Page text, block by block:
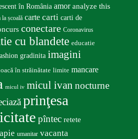
în România amor analyze this
la școală carte carti carti de
conectare Coronavirus
cu blandete educatie
gradinita imagini
în străinătate limite mancare
micul iv micul ivan nocturne
prinţesa
pîntec retete
umanitar vacanta